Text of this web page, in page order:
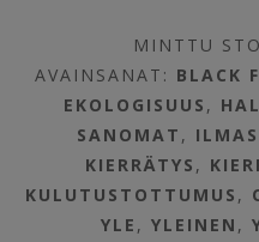
MINTTU
AVAINSANAT: BLACK
EKOLOGISUUS ,
SANOMAT ,
KIERRÄTYS ,
KULUTUSTOTTUMUS ,
YLE ,YLEINEN ,